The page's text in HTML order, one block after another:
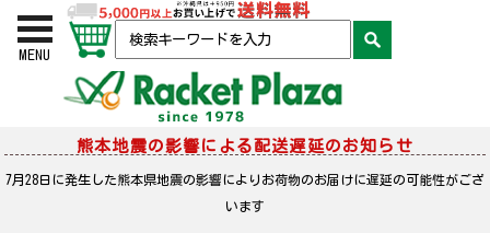
MENU
熊本地震の影響による配送遅延のお知らせ
7月28日に発生した熊本県地震の影響によりお荷物のお届けに遅延の可能性がござ
います